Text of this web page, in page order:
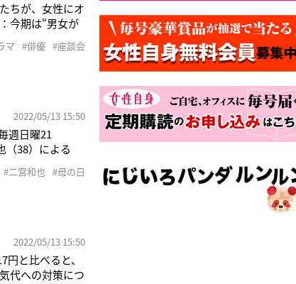
ちが、女性にオ
今期は“男女が
マ #俳優 #座談会
2022/05/13 15:50
週日曜21
（38）による
#二宮和也 #母の日
2022/05/13 15:50
と比べると、
代への対策につ